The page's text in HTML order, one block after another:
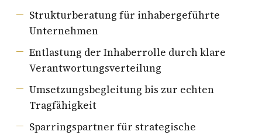
Strukturberatung für inhabergeführte
Unternehmen
Entlastung der Inhaberrolle durch klare
Verantwortungsverteilung
Umsetzungsbegleitung bis zur echten
Tragfähigkeit
Sparringspartner für strategische